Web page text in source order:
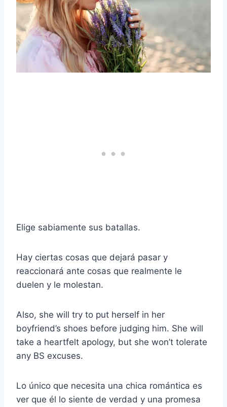
Elige sabiamente sus batallas.
Hay ciertas cosas que dejará pasar y
reaccionará ante cosas que realmente le
duelen y le molestan.
Also, she will try to put herself in her
boyfriend’s shoes before judging him. She will
take a heartfelt apology, but she won’t tolerate
any BS excuses.
Lo único que necesita una chica romántica es
ver que él lo siente de verdad y una promesa